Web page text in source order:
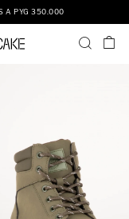
A PYG 350.000